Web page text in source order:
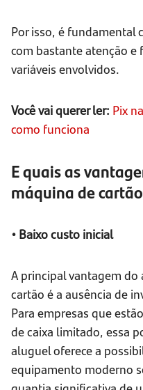
Por isso, é fundamental
com bastante atenção e
variáveis envolvidos.
Você vai querer ler: Pix
como funciona
E quais as
máquina de
• Baixo custo inicial
A principal vantagem
cartão é a ausência de
Para empresas que
de caixa limitado, essa
aluguel oferece a
equipamento moderno